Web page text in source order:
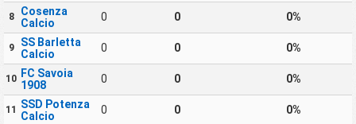
8
Cosenza
Calcio
0 0 0%
9
SS Barletta
Calcio
0 0 0%
10 FC Savoia
1908
0 0 0%
11
SSD Potenza
Calcio
0 0 0%